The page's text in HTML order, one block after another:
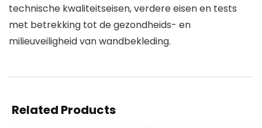
technische kwaliteitseisen, verdere eisen en tests
met betrekking tot de gezondheids- en
milieuveiligheid van wandbekleding.
Related Products